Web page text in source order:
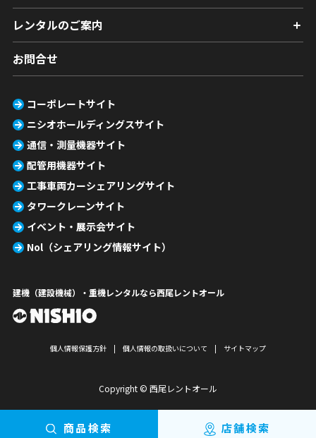
商品検索 店舗検索
レンタルのご案内
お問合せ
コーポレートサイト
ニシオホールディングスサイト
通信・測量機器サイト
配管用機器サイト
工事車両カーシェアリングサイト
タワークレーンサイト
イベント・展示会サイト
Nol（シェアリング情報サイト）
建機（建設機械）・重機レンタルなら西尾レントオール
個人情報保護方針 個人情報の取扱いについて サイトマップ
Copyright © 西尾レントオール